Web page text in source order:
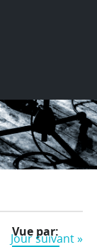
Event
Vue par
Jour suivant»